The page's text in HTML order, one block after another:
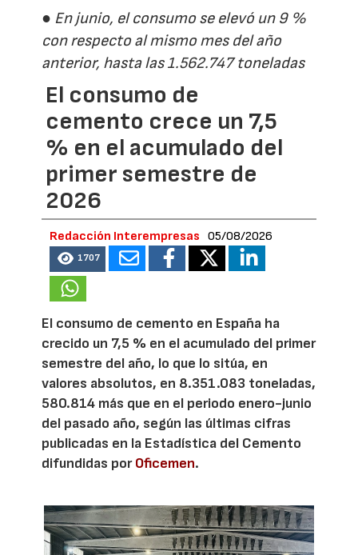
● En junio, el consumo se elevó un 9 %
con respecto al mismo mes del año
anterior, hasta las 1.562.747 toneladas
El consumo de
cemento crece un 7,5
% en el acumulado del
primer semestre de
2026
Redacción Interempresas 05/08/2026
1707
El consumo de cemento en España ha
crecido un 7,5 % en el acumulado del primer
semestre del año, lo que lo sitúa, en
valores absolutos, en 8.351.083 toneladas,
580.814 más que en el periodo enero-junio
del pasado año, según las últimas cifras
publicadas en la Estadística del Cemento
difundidas porOficemen.